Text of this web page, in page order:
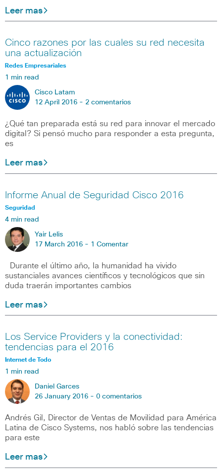
Leer mas
Cinco razones por las cuales su red necesita
una actualización
Redes Empresariales
1 min read
Cisco Latam
12 April 2016 - 2 comentarios
¿Qué tan preparada está su red para innovar el mercado
digital? Si pensó mucho para responder a esta pregunta,
es
Leer mas
Informe Anual de Seguridad Cisco 2016
Seguridad
4 min read
Yair Lelis
17 March 2016 - 1 Comentar
Durante el último año, la humanidad ha vivido
sustanciales avances científicos y tecnológicos que sin
duda traerán importantes cambios
Leer mas
Los Service Providers y la conectividad:
tendencias para el 2016
Internet de Todo
1 min read
Daniel Garces
26 January 2016 - 0 comentarios
Andrés Gil, Director de Ventas de Movilidad para América
Latina de Cisco Systems, nos habló sobre las tendencias
para este
Leer mas